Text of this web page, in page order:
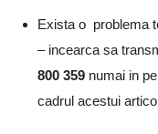
Exista o problema
– incearca sa
800 359 numai in
cadrul acestui